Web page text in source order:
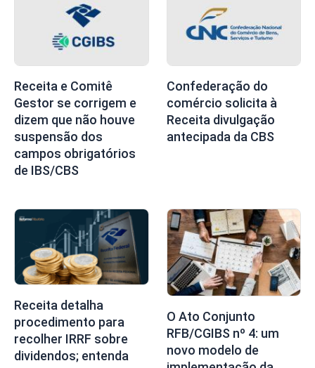
Receita e Comitê
Gestor se corrigem e
dizem que não houve
suspensão dos
campos obrigatórios
de IBS/CBS
Confederação do
comércio solicita à
Receita divulgação
antecipada da CBS
Receita detalha
procedimento para
recolher IRRF sobre
dividendos; entenda
O Ato Conjunto
RFB/CGIBS nº 4: um
novo modelo de